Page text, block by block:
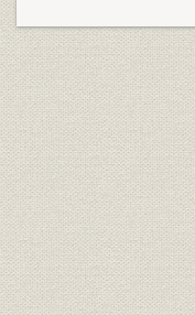
業界
業界
業界
役員
販売
営業